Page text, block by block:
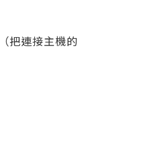
把連接主機的